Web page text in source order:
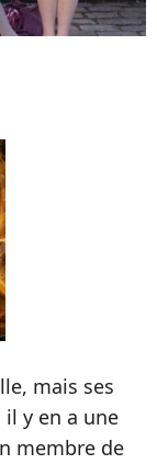
mais ses
y en a une
membre de